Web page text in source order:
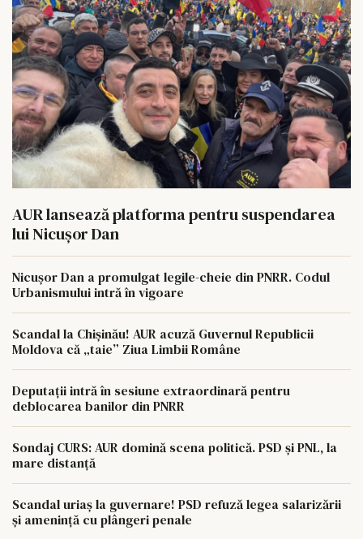
AUR lansează platforma pentru suspendarea
lui Nicușor Dan
Nicușor Dan a promulgat legile-cheie din PNRR. Codul
Urbanismului intră în vigoare
Scandal la Chișinău! AUR acuză Guvernul Republicii
Moldova că „taie” Ziua Limbii Române
Deputații intră în sesiune extraordinară pentru
deblocarea banilor din PNRR
Sondaj CURS: AUR domină scena politică. PSD și PNL, la
mare distanță
Scandal uriaș la guvernare! PSD refuză legea salarizării
și amenință cu plângeri penale